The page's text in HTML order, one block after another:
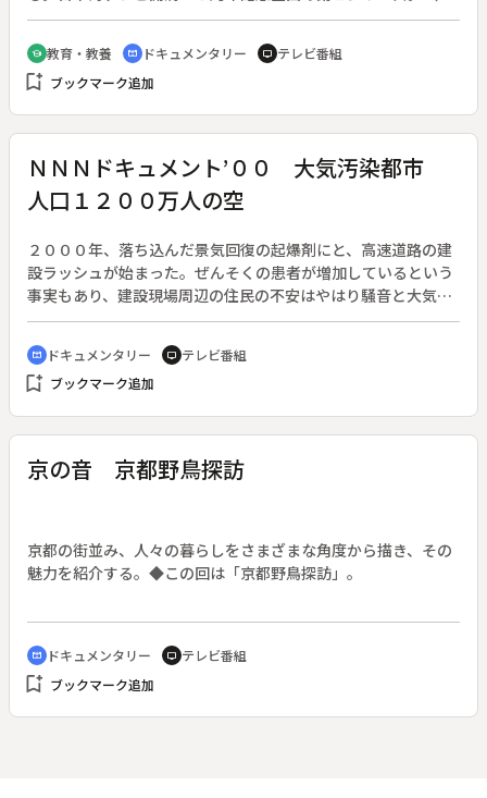
１シリーズは１９９９年４月４日～２０００年３月１２日、。
第２シリーズは２０００年４月２日～２００１年３月１１日、
ともに全２４回）◆かつて鉄の生産地として栄えた奥出雲の吉
田村。鉄の文化とともに、炭を運んだりする稲わらの文化もあ
だわら細工を残そうとする人々の活動を紹介する。
school 教育・教養 cinematic_blur ドキュメンタリー tv テレビ番組
bookmark_add ブックマーク追加
ＮＮＮドキュメント’００ 大気汚染都市
人口１２００万人の空
２０００年、落ち込んだ景気回復の起爆剤にと、高速道路の建
設ラッシュが始まった。ぜんそくの患者が増加しているという
事実もあり、建設現場周辺の住民の不安はやはり騒音と大気汚
染である。建設に異議を申し立てた住民の姿と現代の車社会に
ついて考える。
cinematic_blur ドキュメンタリー tv テレビ番組
bookmark_add ブックマーク追加
京の音 京都野鳥探訪
京都の街並み、人々の暮らしをさまざまな角度から描き、その
魅力を紹介する。◆この回は「京都野鳥探訪」。
cinematic_blur ドキュメンタリー tv テレビ番組
bookmark_add ブックマーク追加